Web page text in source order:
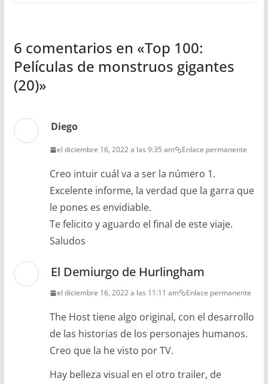
6 comentarios en «Top 100:
Películas de monstruos gigantes
(20)»
Diego
el diciembre 16, 2022 a las 9:35 am Enlace permanente
Creo intuir cuál va a ser la número 1.
Excelente informe, la verdad que la garra que
le pones es envidiable.
Te felicito y aguardo el final de este viaje.
Saludos
El Demiurgo de Hurlingham
el diciembre 16, 2022 a las 11:11 am Enlace permanente
The Host tiene algo original, con el desarrollo
de las historias de los personajes humanos.
Creo que la he visto por TV.
Hay belleza visual en el otro trailer, de